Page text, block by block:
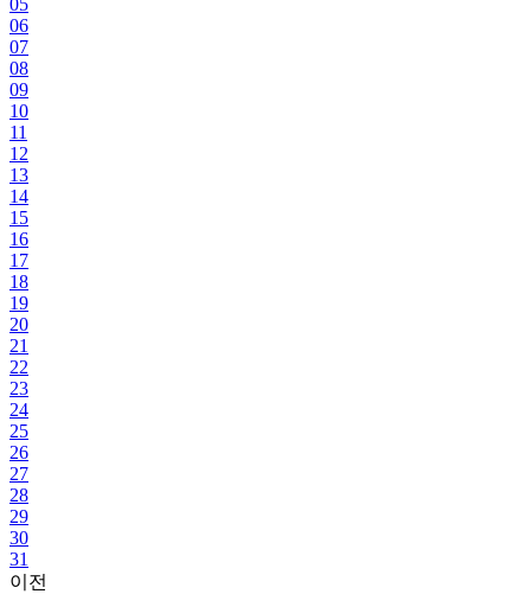
05
06
07
08
09
10
11
12
13
14
15
16
17
18
19
20
21
22
23
24
25
26
27
28
29
30
31
이전